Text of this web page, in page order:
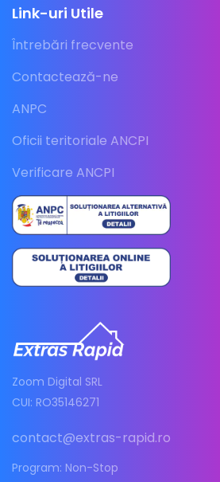
Link-uri Utile
Întrebări frecvente
Contactează-ne
ANPC
Oficii teritoriale ANCPI
Verificare ANCPI
Zoom Digital SRL
CUI: RO35146271
contact@extras-rapid.ro
Program: Non-Stop